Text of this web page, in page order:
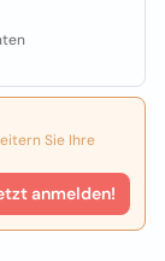
Sie Ihre
anmelden!